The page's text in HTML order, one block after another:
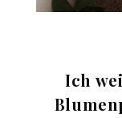
Ich